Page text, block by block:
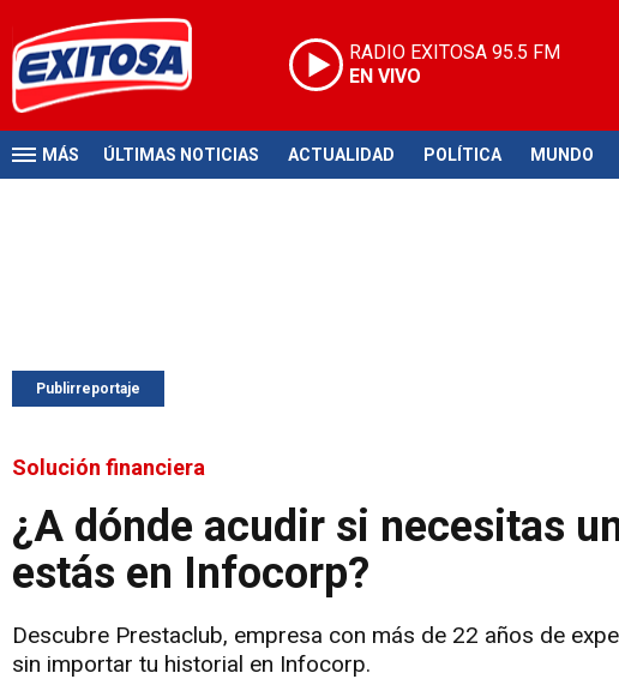
RADIO EXITOSA 95.5 FM
EN VIVO
MÁS ÚLTIMAS NOTICIAS ACTUALIDAD POLÍTICA MUNDO
Publirreportaje
Solución financiera
¿A dónde acudir si necesitas
estás en Infocorp?
Descubre Prestaclub, empresa con más de 22 años de
sin importar tu historial en Infocorp.